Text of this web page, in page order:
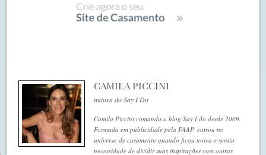
CAMILA PICCINI
autora do Say I Do
Camila Piccini comanda o blog Say I do desde 2009.
Formada em publicidade pela FAAP, entrou no
universo de casamento quando ficou noiva e sentiu
necessidade de dividir suas inspirações com outras